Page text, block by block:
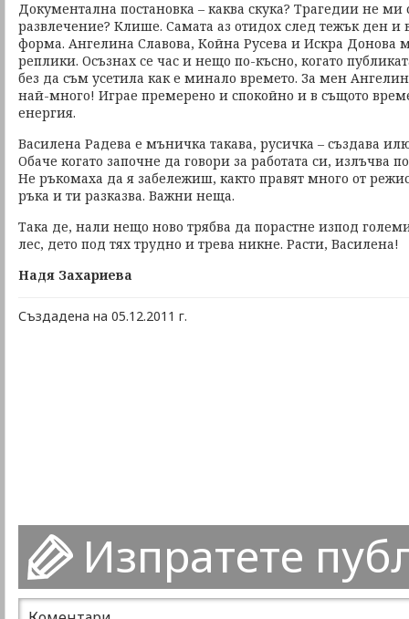
Документална постановка – каква скука? Трагедии не ми
развлечение? Клише. Самата аз отидох след тежък ден и
форма. Ангелина Славова, Койна Русева и Искра Донова
реплики. Осъзнах се час и нещо по-късно, когато
без да съм усетила как е минало времето. За мен
най-много! Играе премерено и спокойно и в същото
енергия.
Василена Радева е мъничка такава, русичка – създава
Обаче когато започне да говори за работата си, излъчва
Не ръкомаха да я забележиш, както правят много от
ръка и ти разказва. Важни неща.
Така де, нали нещо ново трябва да порастне изпод
лес, дето под тях трудно и трева никне. Расти, Василена!
Надя Захариева
Създадена на 05.12.2011 г.
Изпратете